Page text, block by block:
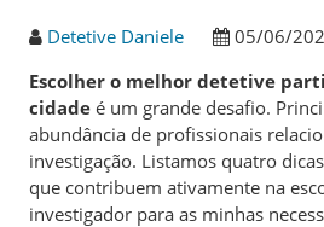
Detetive Daniele
05/06/
Escolher o melhor detetive
cidade é um grande desafio.
abundância de profissionais
investigação. Listamos quatro
que contribuem ativamente na
investigador para as minhas